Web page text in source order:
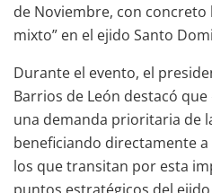
de Noviembre, con
mixto” en el ejido Santo
Durante el evento, el
Barrios de León destacó
una demanda prioritaria de
beneficiando directamente
los que transitan por esta
puntos estratégicos del